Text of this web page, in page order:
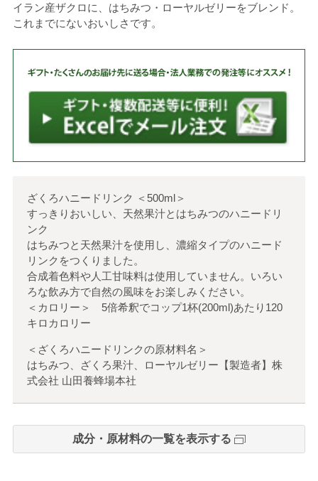
イラン産ザクロに、はちみつ・ローヤルゼリーをブレンド。
これまでにないおいしさです。
ざくろハニードリンク ＜ 500ml＞
すっきりおいしい、天然果汁とはちみつのハニードリ
ンク
はちみつと天然果汁を使用し、濃縮タイプのハニード
リンクをつくりました。
合成着色料や人工甘味料は使用していません。いろい
ろな飲み方で自然の風味をお楽しみください。
＜カロリー＞ 5倍希釈でコップ1杯(200ml)あたり120
キロカロリー
＜ざくろハニードリンクの原材料名＞
はちみつ、ざくろ果汁、ローヤルゼリー【製造者】株
式会社 山田養蜂場本社
成分・原材料の一覧を表示する